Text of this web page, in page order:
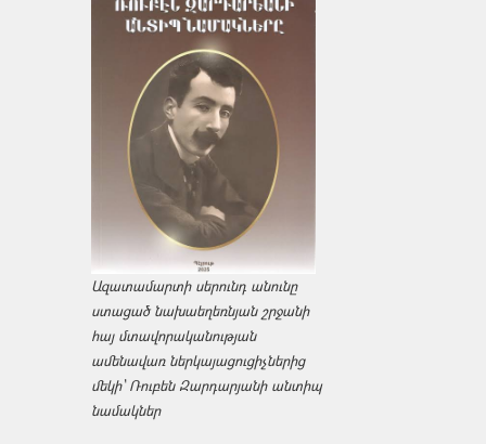
Ազատամարտի սերունդ անունը
ստացած նախաեղեռնյան շրջանի
հայ մտավորականության
ամենավառ ներկայացուցիչներից
մեկի՝ Ռուբեն Զարդարյանի անտիպ
նամակներ